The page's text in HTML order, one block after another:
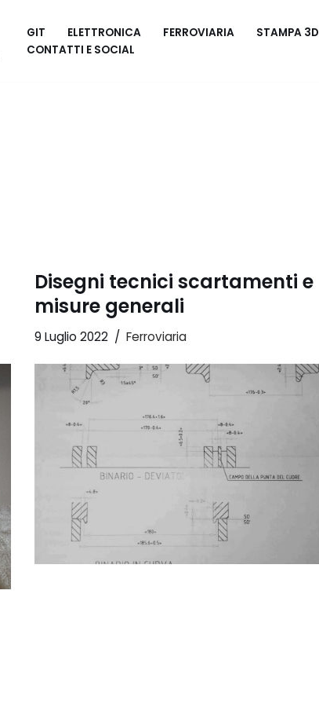
GIT ELETTRONICA FERROVIARIA STAMPA 3D
CONTATTI E SOCIAL
Disegni tecnici scartamenti e
misure generali
9 Luglio 2022 Ferroviaria